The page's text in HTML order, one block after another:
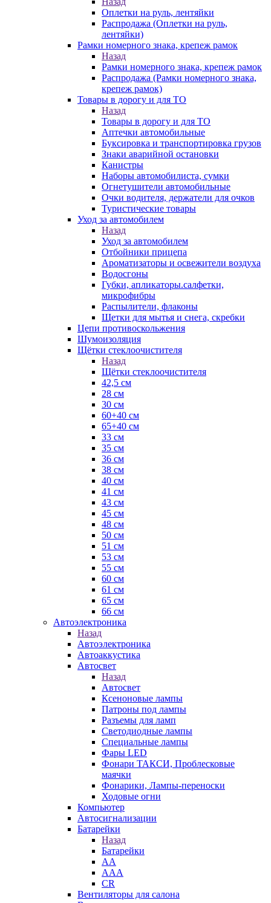
Оплетки на руль, лентяйки
Распродажа (Оплетки на руль,
лентяйки)
Рамки номерного знака, крепеж рамок
Назад
Рамки номерного знака, крепеж рамок
Распродажа (Рамки номерного знака,
крепеж рамок)
Товары в дорогу и для ТО
Назад
Товары в дорогу и для ТО
Аптечки автомобильные
Буксировка и транспортировка грузов
Знаки аварийной остановки
Канистры
Наборы автомобилиста, сумки
Огнетушители автомобильные
Очки водителя, держатели для очков
Туристические товары
Уход за автомобилем
Назад
Уход за автомобилем
Отбойники прицепа
Ароматизаторы и освежители воздуха
Водосгоны
Губки, апликаторы.салфетки,
микрофибры
Распылители, флаконы
Щетки для мытья и снега, скребки
Цепи противоскольжения
Шумоизоляция
Щётки стеклоочистителя
Назад
Щётки стеклоочистителя
42,5 см
28 см
30 см
60+40 см
65+40 см
33 см
35 см
36 см
38 см
40 см
41 см
43 см
45 см
48 см
50 см
51 см
53 см
55 см
60 см
61 см
65 см
66 см
Автоэлектроника
Назад
Автоэлектроника
Автоаккустика
Автосвет
Назад
Автосвет
Ксеноновые лампы
Патроны под лампы
Разъемы для ламп
Светодиодные лампы
Специальные лампы
Фары LED
Фонари ТАКСИ, Проблесковые
маячки
Фонарики, Лампы-переноски
Ходовые огни
Компьютер
Автосигнализации
Батарейки
Назад
Батарейки
AA
AAA
CR
Вентиляторы для салона